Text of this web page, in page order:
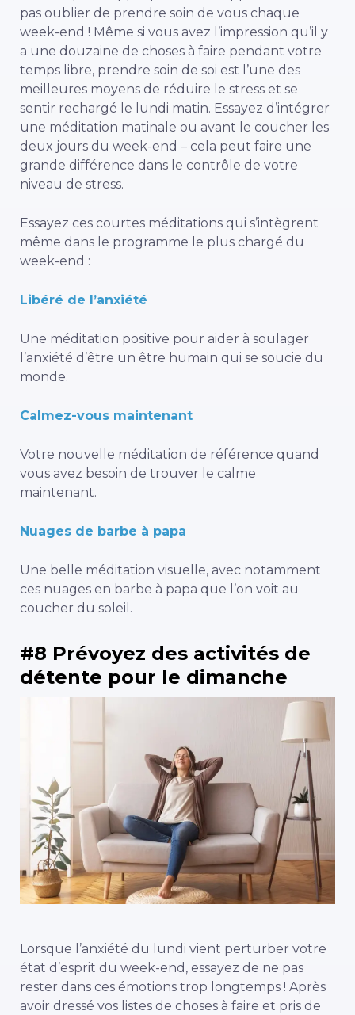
pas oublier de prendre soin de vous chaque
week-end ! Même si vous avez l’impression qu’il y
a une douzaine de choses à faire pendant votre
temps libre, prendre soin de soi est l’une des
meilleures moyens de réduire le stress et se
sentir rechargé le lundi matin. Essayez d’intégrer
une méditation matinale ou avant le coucher les
deux jours du week-end – cela peut faire une
grande différence dans le contrôle de votre
niveau de stress.
Essayez ces courtes méditations qui s’intègrent
même dans le programme le plus chargé du
week-end :
Libéré de l’anxiété
Une méditation positive pour aider à soulager
l’anxiété d’être un être humain qui se soucie du
monde.
Calmez-vous maintenant
Votre nouvelle méditation de référence quand
vous avez besoin de trouver le calme
maintenant.
Nuages de barbe à papa
Une belle méditation visuelle, avec notamment
ces nuages en barbe à papa que l’on voit au
coucher du soleil.
#8 Prévoyez des activités de
détente pour le dimanche
Lorsque l’anxiété du lundi vient perturber votre
état d’esprit du week-end, essayez de ne pas
rester dans ces émotions trop longtemps ! Après
avoir dressé vos listes de choses à faire et pris de